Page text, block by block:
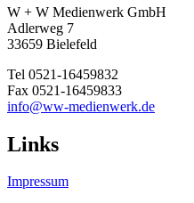
W + W Medienwerk GmbH
Adlerweg 7
33659 Bielefeld
Tel 0521-16459832
Fax 0521-16459833
info@ww-medienwerk.de
Links
Impressum